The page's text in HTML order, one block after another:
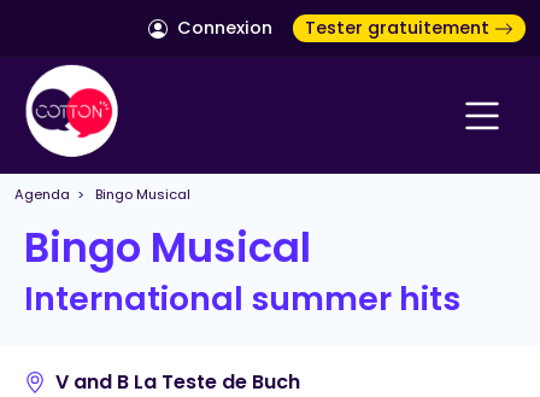
Connexion Tester gratuitement
Agenda > Bingo Musical
Bingo Musical
International summer hits
V and B La Teste de Buch